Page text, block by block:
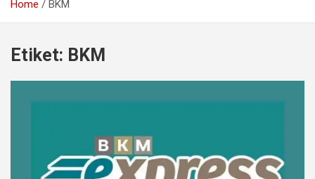
Home BKM
Etiket: BKM